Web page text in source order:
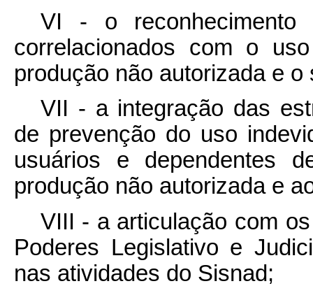
VI - o reconhecimento
correlacionados com o
produção não autorizada e
VII - a integração das
de prevenção do uso
usuários e dependentes
produção não autorizada e
VIII - a articulação com
Poderes Legislativo e
nas atividades do Sisnad;